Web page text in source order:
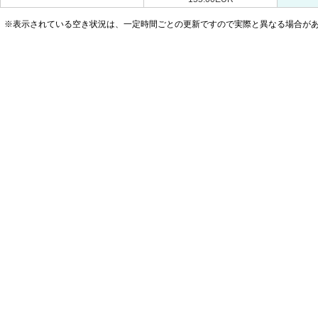
※表示されている空き状況は、一定時間ごとの更新ですので実際と異なる場合があ